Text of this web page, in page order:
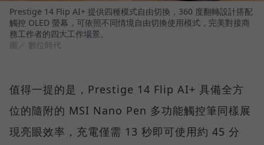
Prestige 14 Flip AI+ 提供四種模式自由切換，360 度翻轉設計搭配
觸控 OLED 螢幕，可依照不同情境自由切換使用模式，完美對接商
務工作者的四大工作場景。
圖／ 數位時代
值得一提的是，Prestige 14 Flip AI+ 具備全方
位的隨附的 MSI Nano Pen 多功能觸控筆同樣展
現亮眼效率，充電僅需 13 秒即可使用約 45 分